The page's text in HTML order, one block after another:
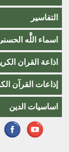
التفاسير
اسماء اللَّٰه
اذاعة القران
إذاعات القرآن
اساسيات الدين